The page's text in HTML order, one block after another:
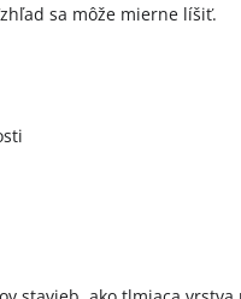
sa môže mierne líšiť.